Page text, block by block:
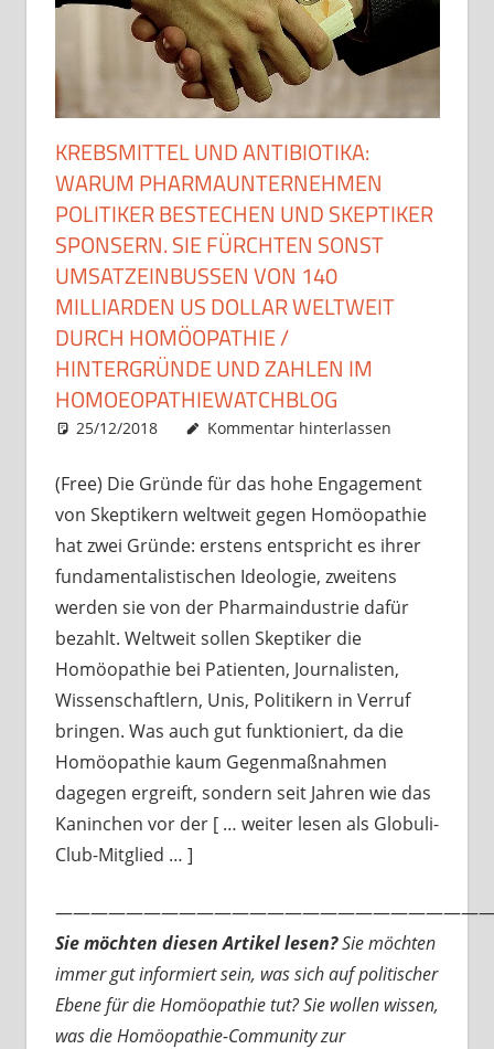
KREBSMITTEL UND ANTIBIOTIKA:
WARUM PHARMAUNTERNEHMEN
POLITIKER BESTECHEN UND SKEPTIKER
SPONSERN. SIE FÜRCHTEN SONST
UMSATZEINBUSSEN VON 140 M
ILLIARDEN US DOLLAR WELTWEIT D
URCH HOMÖOPATHIE / H
INTERGRÜNDE UND ZAHLEN IM H
OMOEOPATHIEWATCHBLOG
25/12/2018 Christian J. Becker
Allgemein
Kommentar hinterlassen
(Free) Die Gründe für das hohe Engagement
von Skeptikern weltweit gegen Homöopathie
hat zwei Gründe: erstens entspricht es ihrer
fundamentalistischen Ideologie, zweitens
werden sie von der Pharmaindustrie dafür
bezahlt. Weltweit sollen Skeptiker die
Homöopathie bei Patienten, Journalisten,
Wissenschaftlern, Unis, Politikern in Verruf
bringen. Was auch gut funktioniert, da die
Homöopathie kaum Gegenmaßnahmen
dagegen ergreift, sondern seit Jahren wie das
Kaninchen vor der [ … weiter lesen als Globuli-
Club-Mitglied … ]
Sie möchten diesen Artikel lesen?Sie möchten
immer gut informiert sein, was sich auf politischer
Ebene für die Homöopathie tut? Sie wollen wissen,
was die Homöopathie-Community zur